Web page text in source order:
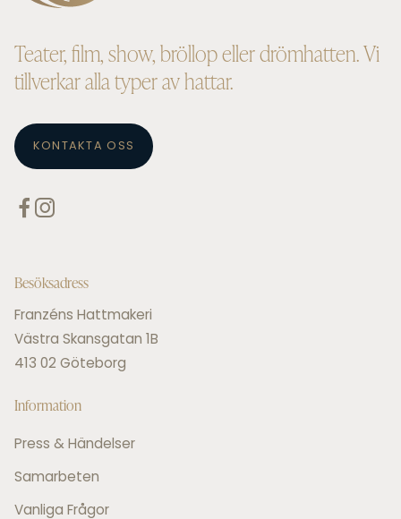
Teater, film, show, bröllop eller drömhatten. Vi
tillverkar alla typer av hattar.
KONTAKTA OSS
Besöksadress
Franzéns Hattmakeri
Västra Skansgatan 1B
413 02 Göteborg
Information
Press & Händelser
Samarbeten
Vanliga Frågor